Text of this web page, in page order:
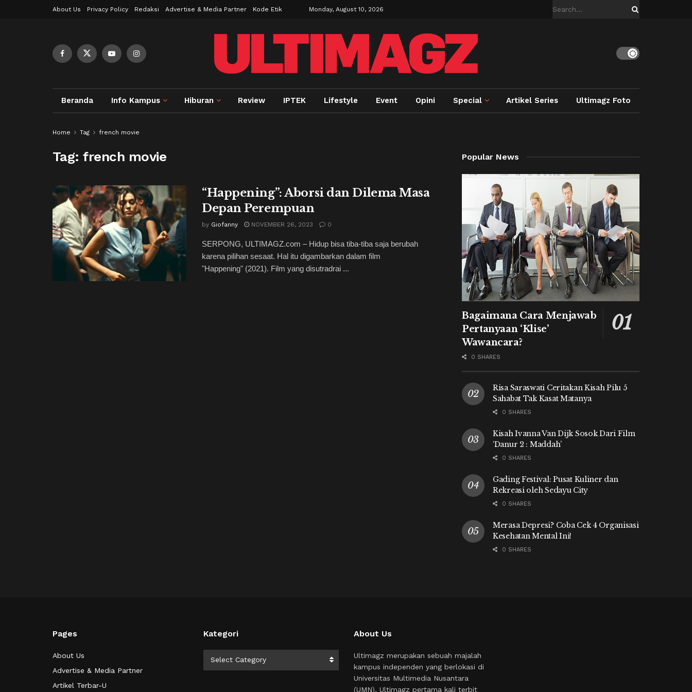
About Us Privacy Policy Redaksi Advertise & Media Partner Kode Etik Monday, August 10, 2026
Beranda Info Kampus Hiburan Review IPTEK Lifestyle Event Opini Special Artikel Series Ultimagz Foto
Home Tag french movie
Tag:french movie
“Happening”: Aborsi dan Dilema Masa
Depan Perempuan
by Giofanny NOVEMBER 26, 2023 0
SERPONG, ULTIMAGZ.com – Hidup bisa tiba-tiba saja berubah
karena pilihan sesaat. Hal itu digambarkan dalam film
"Happening" (2021). Film yang disutradrai ...
Popular News
Bagaimana Cara Menjawab
Pertanyaan ‘Klise’
Wawancara?
0 SHARES
Risa Saraswati Ceritakan Kisah Pilu 5
Sahabat Tak Kasat Matanya
0 SHARES
Kisah Ivanna Van Dijk Sosok Dari Film
‘Danur 2 : Maddah’
0 SHARES
Gading Festival: Pusat Kuliner dan
Rekreasi oleh Sedayu City
0 SHARES
Merasa Depresi? Coba Cek 4 Organisasi
Kesehatan Mental Ini!
0 SHARES
Pages
About Us
Advertise & Media Partner
Artikel Terbar-U
Kategori
Select Category
About Us
Ultimagz merupakan sebuah majalah
kampus independen yang berlokasi di
Universitas Multimedia Nusantara
(UMN). Ultimagz pertama kali terbit